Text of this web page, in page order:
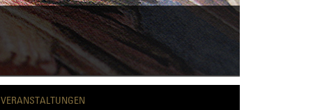
VERANSTALTUNGEN